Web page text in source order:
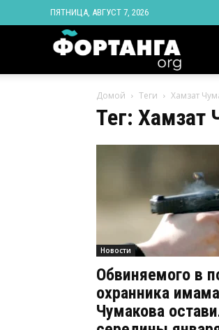
ПЯТНИЦА, АВГУСТ 7, 2026
орг
Домой Теги Хамзат
Тег: Хамзат
Новости
Обвиняемого в
охранника
Чумакова